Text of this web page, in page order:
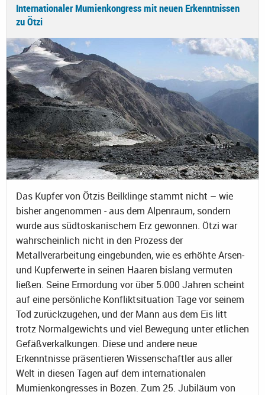
Internationaler Mumienkongress mit neuen Erkenntnissen
zu Ötzi
Das Kupfer von Ötzis Beilklinge stammt nicht – wie
bisher angenommen ‐ aus dem Alpenraum, sondern
wurde aus südtoskanischem Erz gewonnen. Ötzi war
wahrscheinlich nicht in den Prozess der
Metallverarbeitung eingebunden, wie es erhöhte Arsen‐
und Kupferwerte in seinen Haaren bislang vermuten
ließen. Seine Ermordung vor über 5.000 Jahren scheint
auf eine persönliche Konfliktsituation Tage vor seinem
Tod zurückzugehen, und der Mann aus dem Eis litt
trotz Normalgewichts und viel Bewegung unter etlichen
Gefäßverkalkungen. Diese und andere neue
Erkenntnisse präsentieren Wissenschaftler aus aller
Welt in diesen Tagen auf dem internationalen
Mumienkongresses in Bozen. Zum 25. Jubiläum von